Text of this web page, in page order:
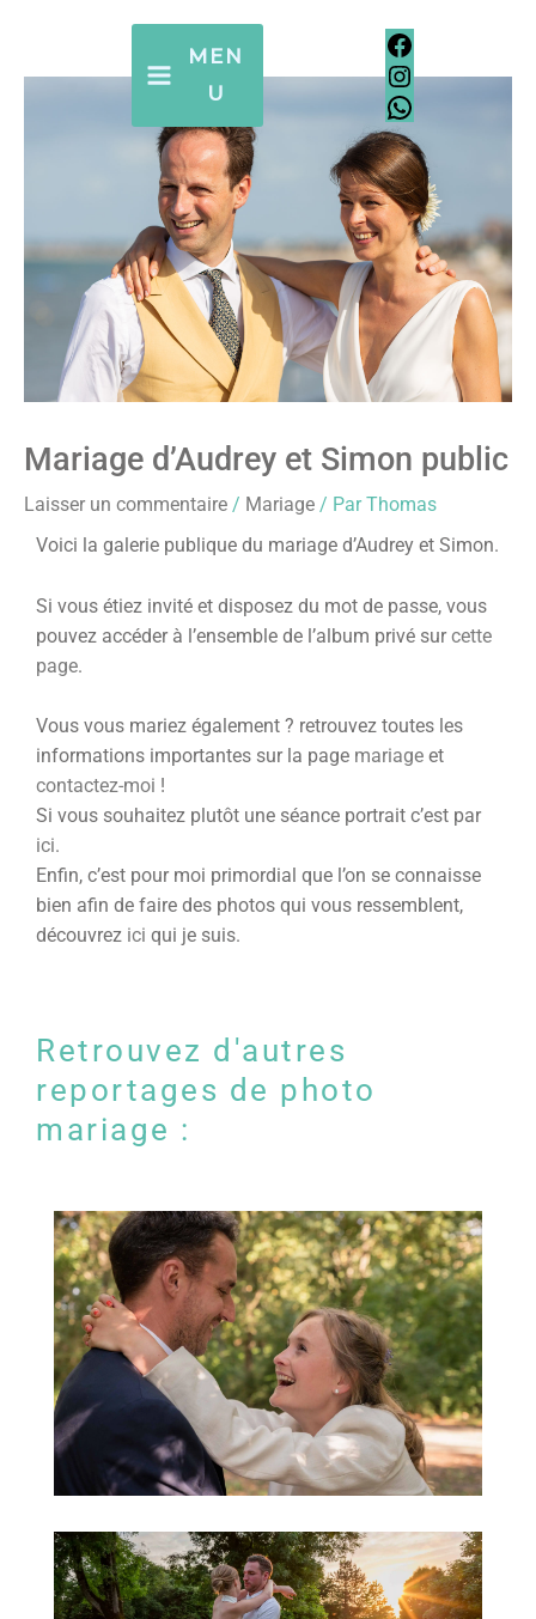
contenu
MEN
U
Mariage d’Audrey et Simon public
Laisser un commentaire / Mariage / ParThomas
Voici la galerie publique du mariage d’Audrey et Simon.
Si vous étiez invité et disposez du mot de passe, vous
pouvez accéder à l’ensemble de l’album privé surcette
page.
Vous vous mariez également ? retrouvez toutes les
informations importantes sur la page mariage et
contactez-moi !
Si vous souhaitez plutôt une séance portrait c’est par
ici.
Enfin, c’est pour moi primordial que l’on se connaisse
bien afin de faire des photos qui vous ressemblent,
découvrez ici qui je suis.
Retrouvez d'autres
reportages de photo
mariage :